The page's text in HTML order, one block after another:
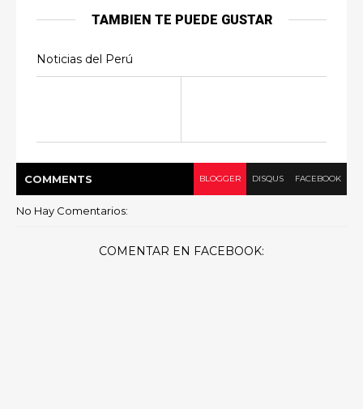
TAMBIEN TE PUEDE GUSTAR
Noticias del Perú
COMMENTS BLOGGER DISQUS FACEBOOK
No Hay Comentarios:
COMENTAR EN FACEBOOK: